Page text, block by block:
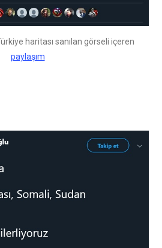
haritası sanılan görseli içeren
paylaşım